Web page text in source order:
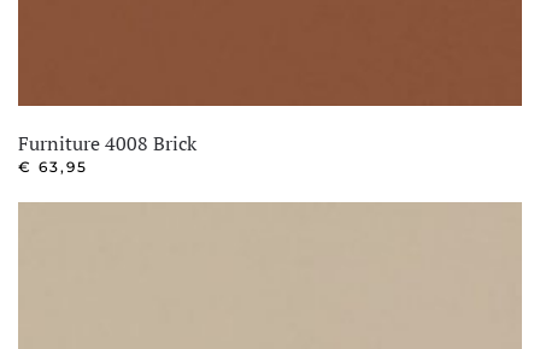
Furniture 4008 Brick
€ 63,95